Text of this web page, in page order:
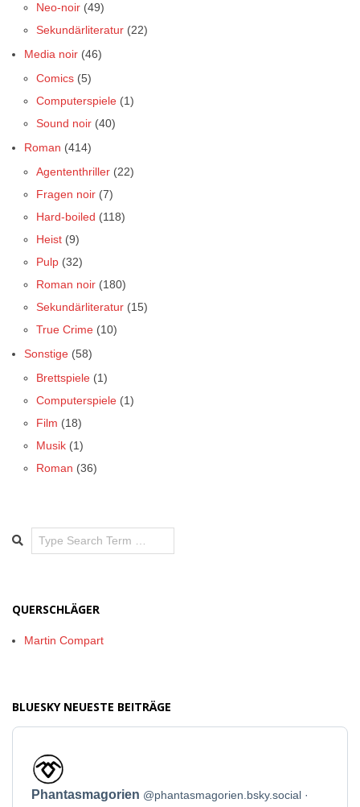
Neo-noir (49)
Sekundärliteratur (22)
Media noir (46)
Comics (5)
Computerspiele (1)
Sound noir (40)
Roman (414)
Agententhriller (22)
Fragen noir (7)
Hard-boiled (118)
Heist (9)
Pulp (32)
Roman noir (180)
Sekundärliteratur (15)
True Crime (10)
Sonstige (58)
Brettspiele (1)
Computerspiele (1)
Film (18)
Musik (1)
Roman (36)
Search
QUERSCHLÄGER
Martin Compart
BLUESKY NEUESTE BEITRÄGE
Beitrag
von
Phantasmagorien
auf
Phantasmagorien @phantasmagorien.bsky.social